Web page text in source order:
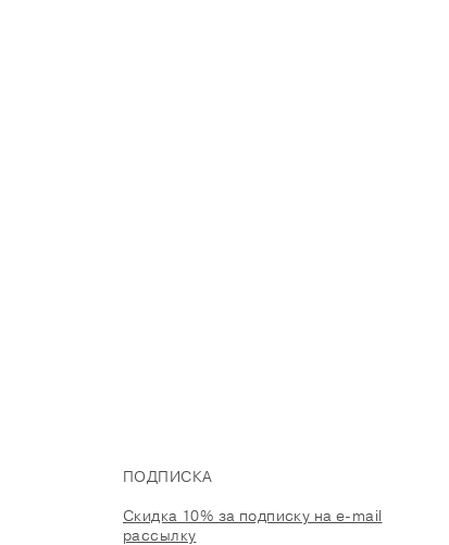
ПОДПИСКА
Скидка 10% за подписку на e-mail
рассылку